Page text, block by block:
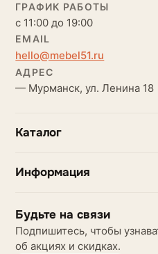
ГРАФИК РАБОТЫ
с 11:00 до 19:00
EMAIL
hello@mebel51.ru
АДРЕС
— Мурманск, ул. Ленина 18
Каталог
Информация
Будьте на связи
Подпишитесь, чтобы
об акциях и скидках.